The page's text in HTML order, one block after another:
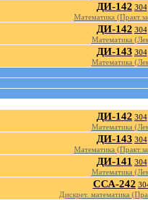
ДИ-142 304
Математика
ДИ-142 304
Математика
ДИ-143 304
Математика
ДИ-142 304
Математика
ДИ-143 304
Математика
ДИ-141 304
Математика
ССА-242
Дискрет. математика